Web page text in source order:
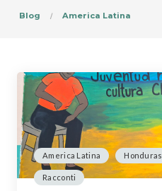
Blog America Latina
America Latina Honduras
Racconti